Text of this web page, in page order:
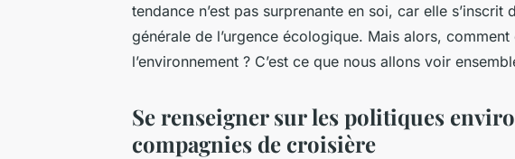
tendance n’est pas surprenante en soi, car elle
générale de l’urgence écologique. Mais alors,
l’environnement ? C’est ce que nous allons voir
Se renseigner sur les politiques
compagnies de croisière